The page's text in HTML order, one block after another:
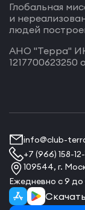
Глобальная
и
людей
АНО "Терра"
1217700623250
info@club-
+7 (966) 158-12-
109544, г.
Ежедневно с 9 до